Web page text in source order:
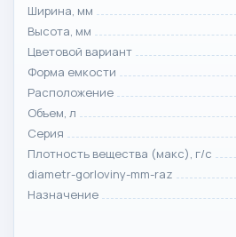
Ширина, мм
Высота, мм
Цветовой вариант
Форма емкости
Расположение
Объем, л
Серия
Плотность вещества (макс), г/с
diametr-gorloviny-mm-raz
Назначение